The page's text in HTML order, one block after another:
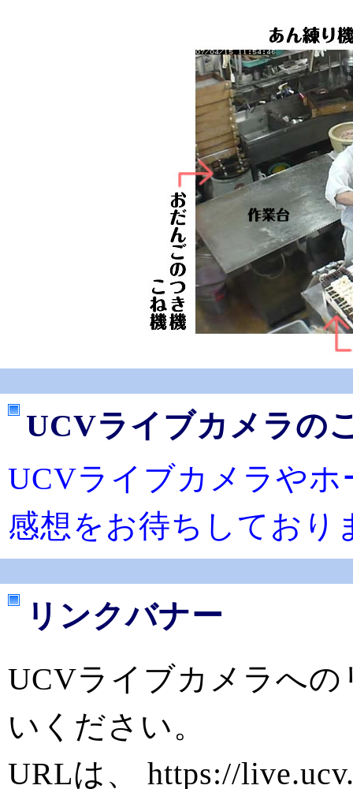
UCVライブカメラの
UCVライブカメラや
感想をお待ちしており
リンクバナー
UCVライブカメラへ
いください。
URLは、 https://